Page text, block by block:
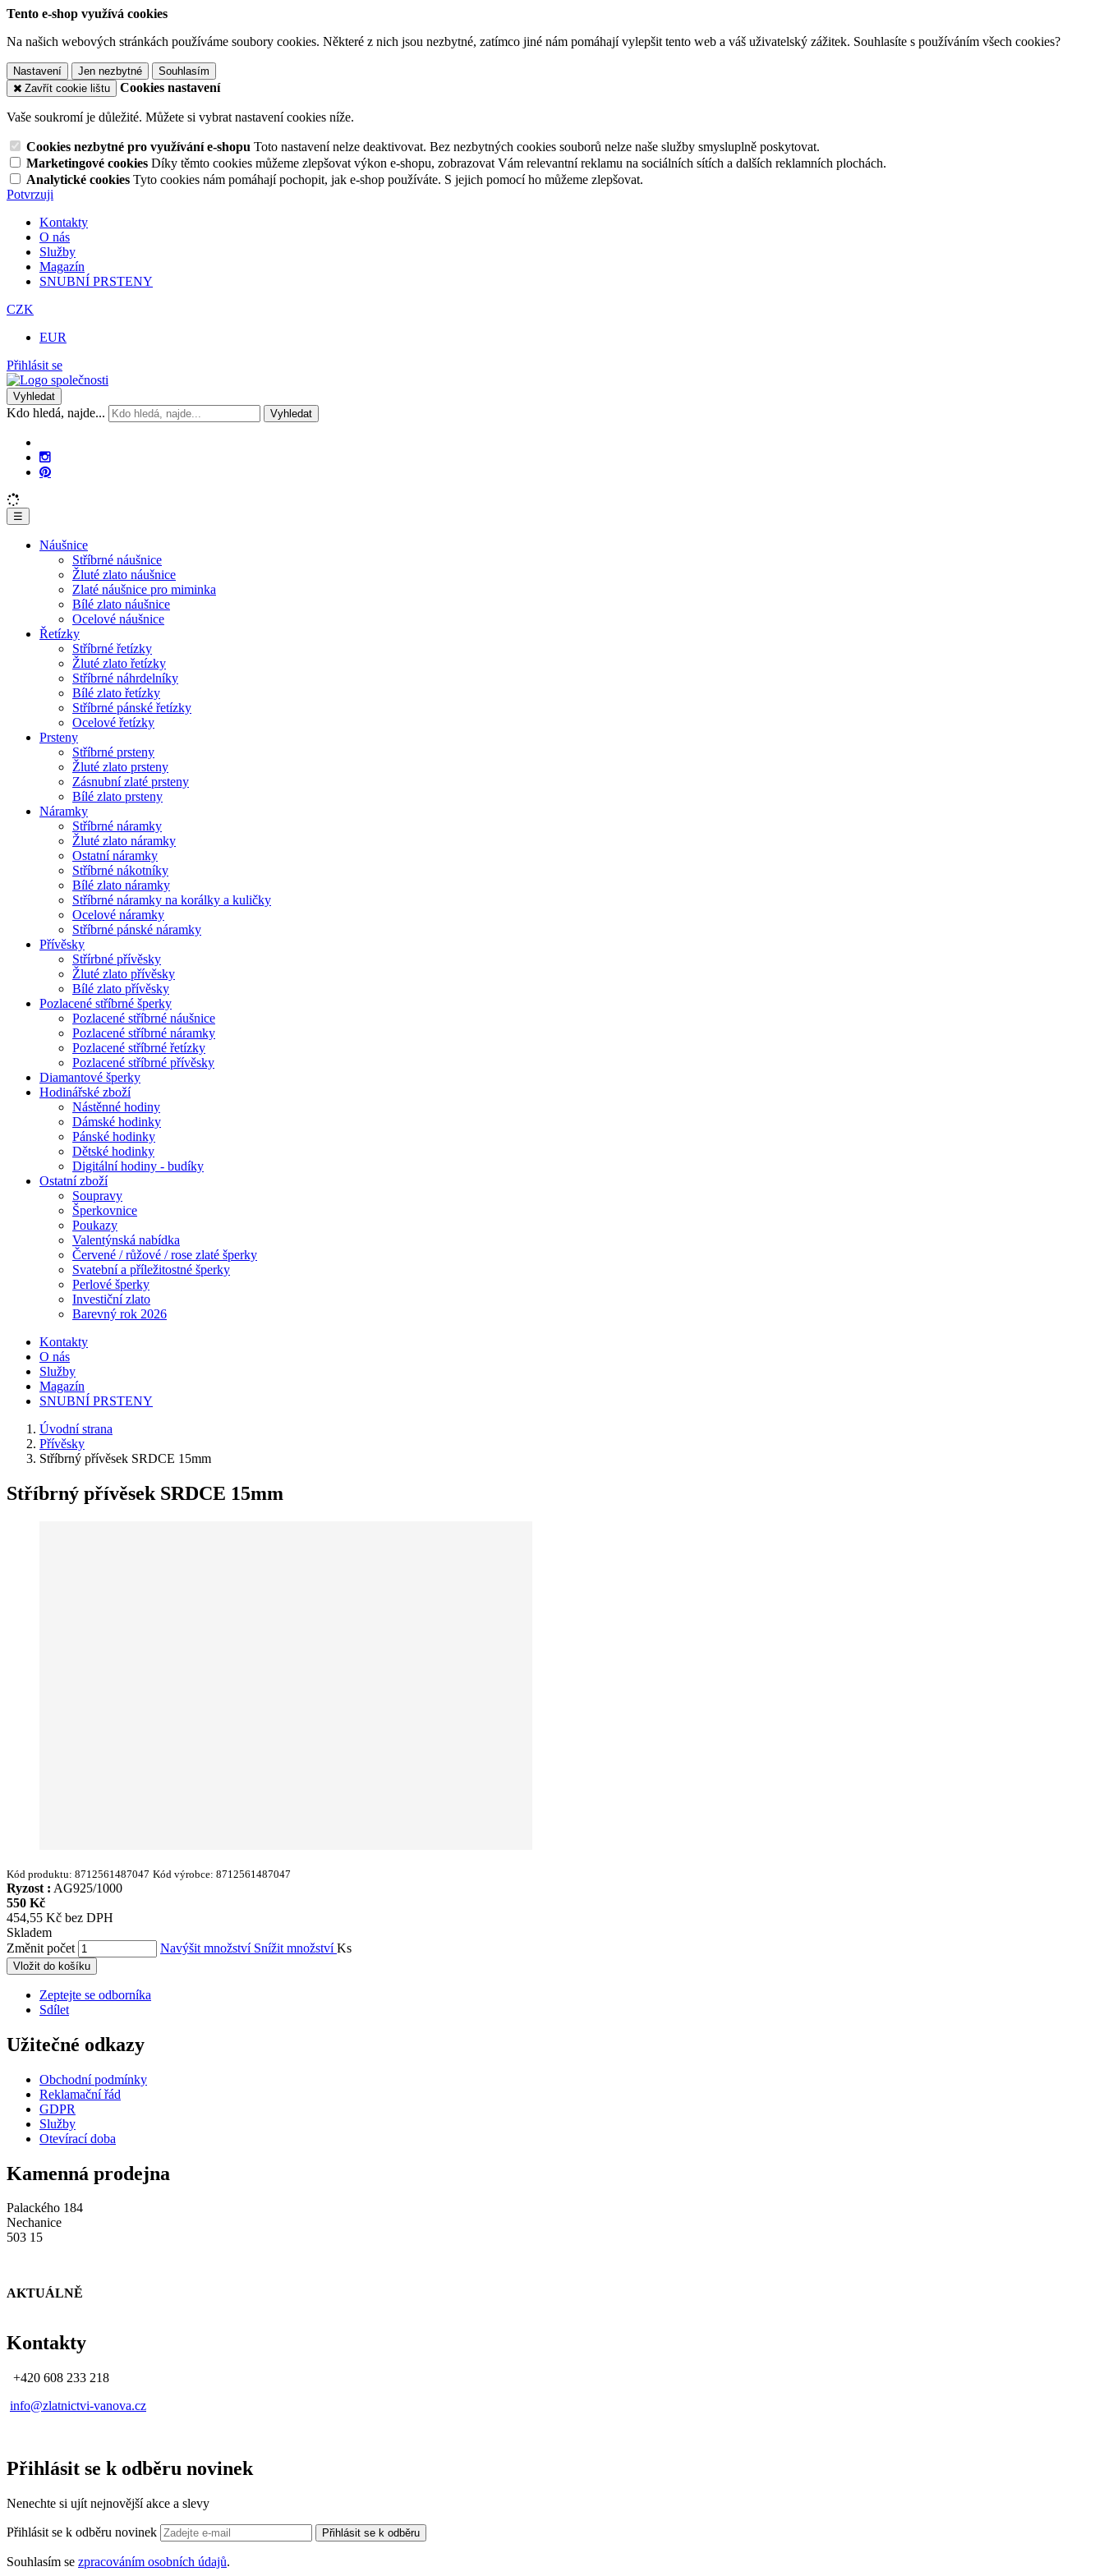
Tento e-shop využívá cookies
Na našich webových stránkách používáme soubory cookies. Některé z nich jsou nezbytné, zatímco jiné nám pomáhají vylepšit tento web a váš uživatelský zážitek. Souhlasíte s používáním všech cookies?
Nastavení Jen nezbytné
Souhlasím
Zavřít cookie lištu
Cookies nastavení
Vaše soukromí je důležité. Můžete si vybrat nastavení cookies níže.
Cookies nezbytné pro využívání e-shopu Toto nastavení nelze deaktivovat. Bez nezbytných cookies souborů nelze naše služby smysluplně poskytovat.
Marketingové cookies Díky těmto cookies můžeme zlepšovat výkon e-shopu, zobrazovat Vám relevantní reklamu na sociálních sítích a dalších reklamních plochách.
Analytické cookies Tyto cookies nám pomáhají pochopit, jak e-shop používáte. S jejich pomocí ho můžeme zlepšovat.
Potvrzuji
Kontakty
O nás
Služby
Magazín
SNUBNÍ PRSTENY
CZK
EUR
Přihlásit se
Vyhledat
Kdo hledá, najde... Vyhledat
☰
Náušnice
Stříbrné náušnice
Žluté zlato náušnice
Zlaté náušnice pro miminka
Bílé zlato náušnice
Ocelové náušnice
Řetízky
Stříbrné řetízky
Žluté zlato řetízky
Stříbrné náhrdelníky
Bílé zlato řetízky
Stříbrné pánské řetízky
Ocelové řetízky
Prsteny
Stříbrné prsteny
Žluté zlato prsteny
Zásnubní zlaté prsteny
Bílé zlato prsteny
Náramky
Stříbrné náramky
Žluté zlato náramky
Ostatní náramky
Stříbrné nákotníky
Bílé zlato náramky
Stříbrné náramky na korálky a kuličky
Ocelové náramky
Stříbrné pánské náramky
Přívěsky
Střírbné přívěsky
Žluté zlato přívěsky
Bílé zlato přívěsky
Pozlacené stříbrné šperky
Pozlacené stříbrné náušnice
Pozlacené stříbrné náramky
Pozlacené stříbrné řetízky
Pozlacené stříbrné přívěsky
Diamantové šperky
Hodinářské zboží
Nástěnné hodiny
Dámské hodinky
Pánské hodinky
Dětské hodinky
Digitální hodiny - budíky
Ostatní zboží
Soupravy
Šperkovnice
Poukazy
Valentýnská nabídka
Červené / růžové / rose zlaté šperky
Svatební a příležitostné šperky
Perlové šperky
Investiční zlato
Barevný rok 2026
Kontakty
O nás
Služby
Magazín
SNUBNÍ PRSTENY
Úvodní strana
Přívěsky
Stříbrný přívěsek SRDCE 15mm
Stříbrný přívěsek SRDCE 15mm
Kód produktu: 8712561487047 Kód výrobce: 8712561487047
Ryzost : AG925/1000
550 Kč
454,55 Kč bez DPH
Skladem
Změnit počet
Navýšit množství Snížit množstvíKs
Vložit do košíku
Zeptejte se odborníka
Sdílet
Užitečné odkazy
Obchodní podmínky
Reklamační řád
GDPR
Služby
Otevírací doba
Kamenná prodejna
Palackého 184
Nechanice
503 15
AKTUÁLNĚ
Kontakty
+420 608 233 218
info@zlatnictvi-vanova.cz
Přihlásit se k odběru novinek
Nenechte si ujít nejnovější akce a slevy
Přihlásit se k odběru novinek Přihlásit se k odběru
Souhlasím se zpracováním osobních údajů.